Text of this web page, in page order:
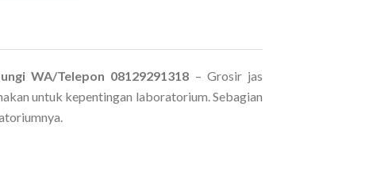
WA/Telepon 08129291318 – Grosir jas
untuk kepentingan laboratorium. Sebagian